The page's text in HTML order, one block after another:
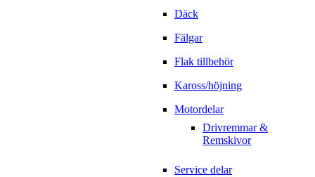
Däck
Fälgar
Flak tillbehör
Kaross/höjning
Motordelar
Drivremmar &
Remskivor
Service delar